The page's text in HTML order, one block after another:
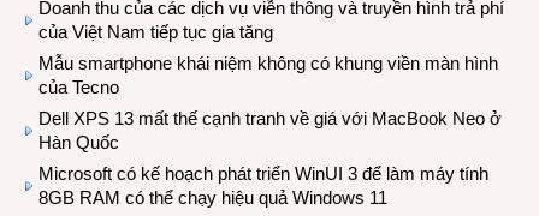
Doanh thu của các dịch vụ viễn thông và truyền hình trả phí
của Việt Nam tiếp tục gia tăng
Mẫu smartphone khái niệm không có khung viền màn hình
của Tecno
Dell XPS 13 mất thế cạnh tranh về giá với MacBook Neo ở
Hàn Quốc
Microsoft có kế hoạch phát triển WinUI 3 để làm máy tính
8GB RAM có thể chạy hiệu quả Windows 11